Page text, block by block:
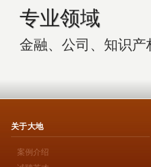
专业领域
金融、公司、知识
关于大地
案例介绍